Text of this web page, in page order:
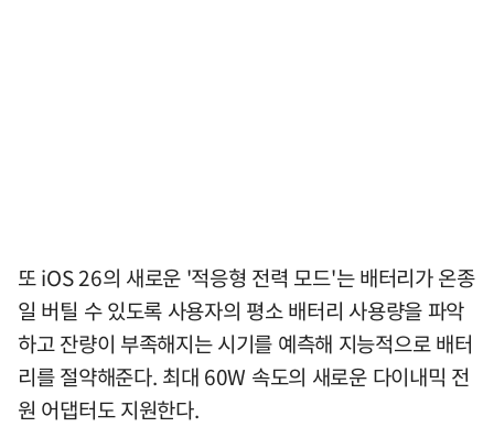
또 iOS 26의 새로운 '적응형 전력 모드'는 배터리가 온종
일 버틸 수 있도록 사용자의 평소 배터리 사용량을 파악
하고 잔량이 부족해지는 시기를 예측해 지능적으로 배터
리를 절약해준다. 최대 60W 속도의 새로운 다이내믹 전
원 어댑터도 지원한다.